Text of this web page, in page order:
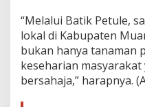
“Melalui Batik Petule,
lokal di Kabupaten
bukan hanya tanaman
keseharian
bersahaja,” harapnya.